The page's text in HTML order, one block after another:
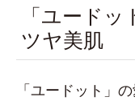
「ユード
ツヤ美肌
「ユードット」